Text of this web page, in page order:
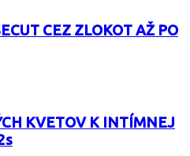
CEZ ZLOKOT AŽ PO
KVETOV K INTÍMNEJ